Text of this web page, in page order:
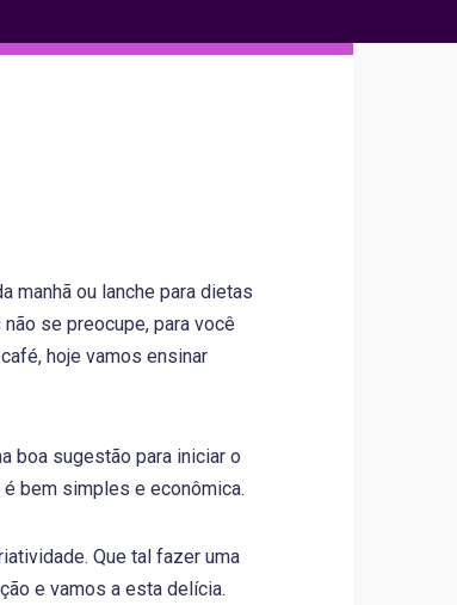
manhã ou lanche para dietas
se preocupe, para você
hoje vamos ensinar
boa sugestão para iniciar o
bem simples e econômica.
Que tal fazer uma
e vamos a esta delícia.